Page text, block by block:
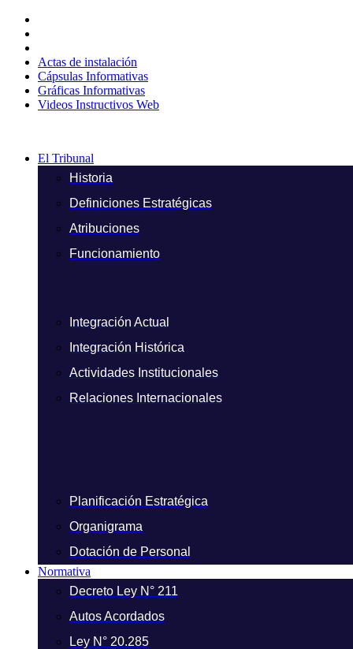
contenido
Actas de instalación
Cápsulas Informativas
Gráficas Informativas
Videos Instructivos Web
El Tribunal
Historia
Definiciones Estratégicas
Atribuciones
Funcionamiento
Integración Actual
Integración Histórica
Actividades Institucionales
Relaciones Internacionales
Planificación Estratégica
Organigrama
Dotación de Personal
Normativa
Decreto Ley N° 211
Autos Acordados
Ley N° 20.285